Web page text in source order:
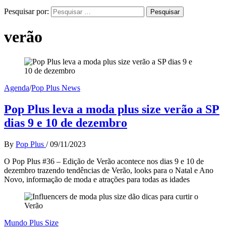
Pesquisar por:
verão
Agenda/Pop Plus News
Pop Plus leva a moda plus size verão a SP
dias 9 e 10 de dezembro
By Pop Plus / 09/11/2023
O Pop Plus #36 – Edição de Verão acontece nos dias 9 e 10 de
dezembro trazendo tendências de Verão, looks para o Natal e Ano
Novo, informação de moda e atrações para todas as idades
Mundo Plus Size